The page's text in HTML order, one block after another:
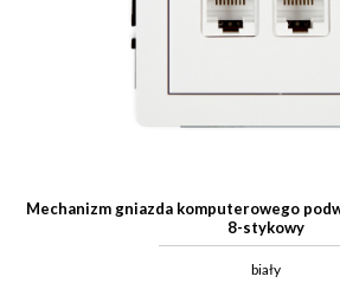
Mechanizm gniazda komputerowego
8-stykowy
biały